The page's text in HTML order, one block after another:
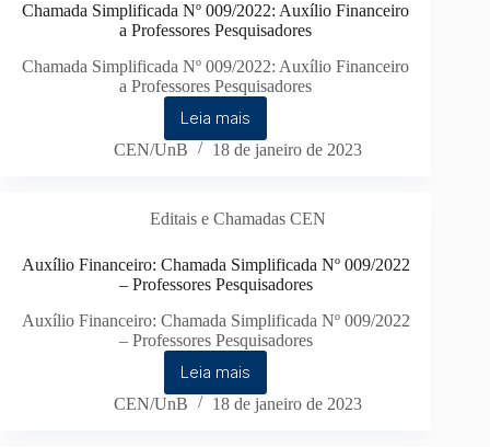
Chamada Simplificada Nº 009/2022: Auxílio Financeiro
a Professores Pesquisadores
Chamada Simplificada Nº 009/2022: Auxílio Financeiro
a Professores Pesquisadores
Leia mais
CEN/UnB 18 de janeiro de 2023
Editais e Chamadas CEN
Auxílio Financeiro: Chamada Simplificada Nº 009/2022
– Professores Pesquisadores
Auxílio Financeiro: Chamada Simplificada Nº 009/2022
– Professores Pesquisadores
Leia mais
CEN/UnB 18 de janeiro de 2023